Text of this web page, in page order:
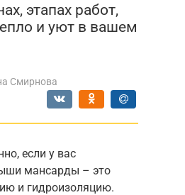
этапах работ,
и уют в вашем
Смирнова
если у вас
мансарды – это
и гидроизоляцию.